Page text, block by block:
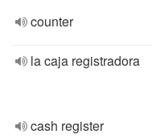
counter
la caja registradora
cash register